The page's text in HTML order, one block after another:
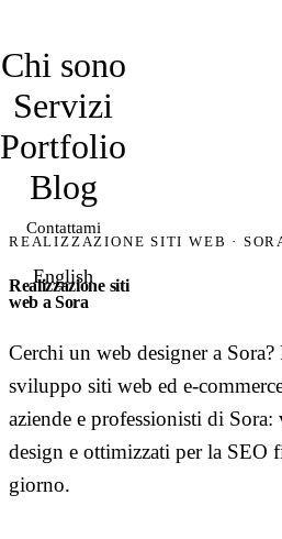
Chi sono
Servizi
Portfolio
Blog
Contattami
English
REALIZZAZIONE SITI WEB ·
Realizzazione siti
web a Sora
Cerchi un web designer a Sora?
sviluppo siti web ed e-
aziende e professionisti di
design e ottimizzati per la SEO
giorno.